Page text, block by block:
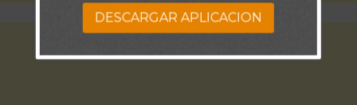
DESCARGAR APLICACION